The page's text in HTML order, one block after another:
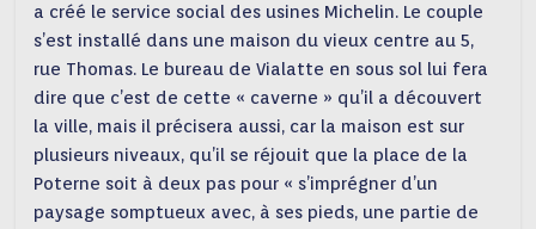
a créé le service social des usines Michelin. Le couple
s’est installé dans une maison du vieux centre au 5,
rue Thomas. Le bureau de Vialatte en sous sol lui fera
dire que c’est de cette « caverne » qu’il a découvert
la ville, mais il précisera aussi, car la maison est sur
plusieurs niveaux, qu’il se réjouit que la place de la
Poterne soit à deux pas pour « s’imprégner d’un
paysage somptueux avec, à ses pieds, une partie de